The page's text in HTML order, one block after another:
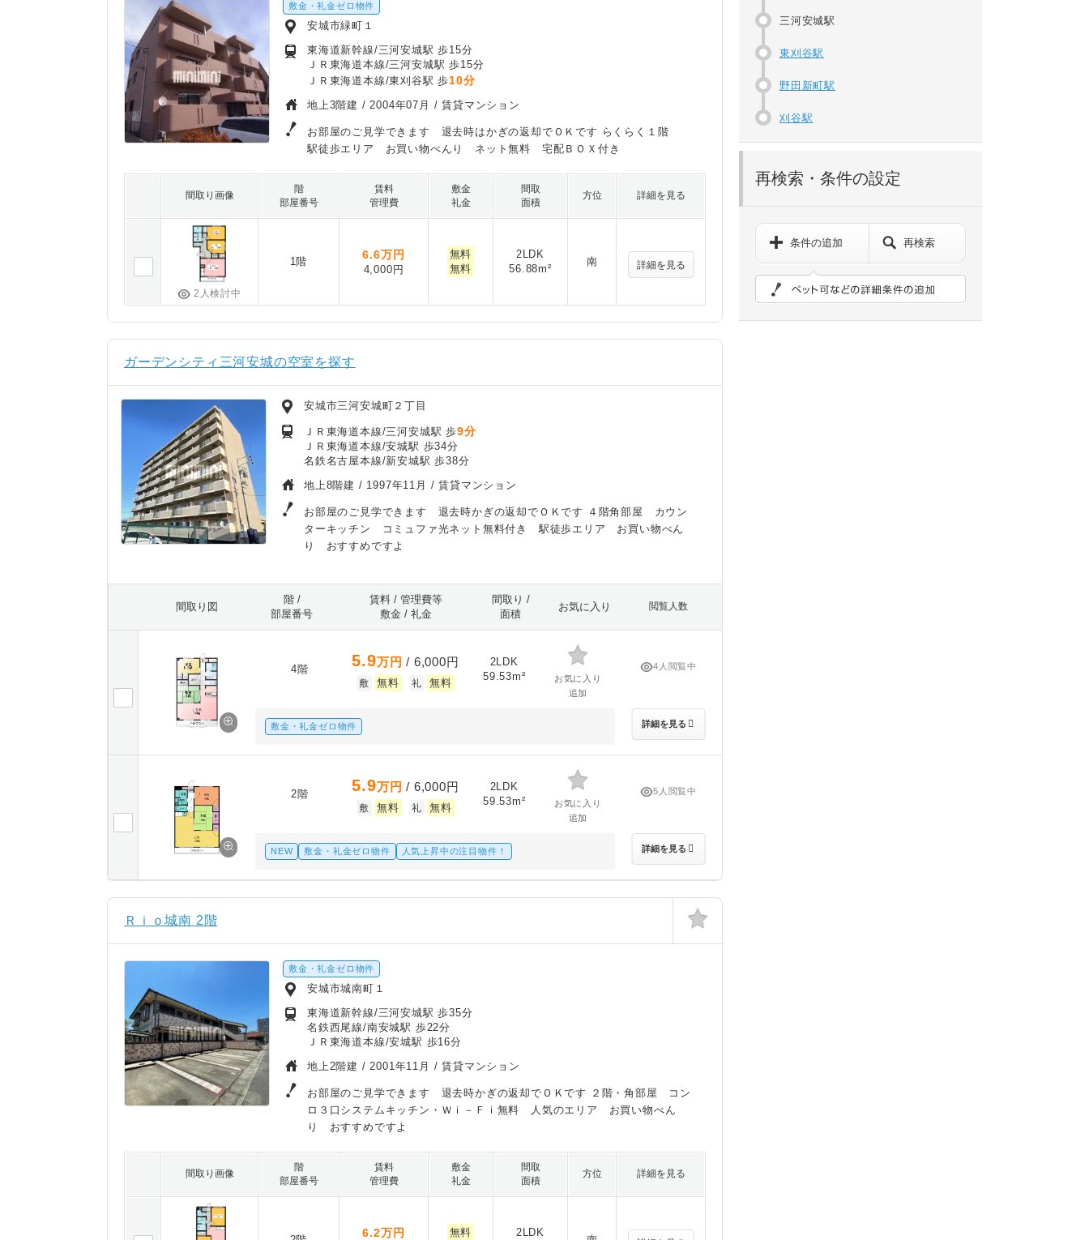
三河安城駅
東刈谷駅
野田新町駅
刈谷駅
再検索・条件の設定
条件の追加 再検索
敷金・礼金ゼロ物件
安城市緑町１
東海道新幹線/三河安城駅 歩15分
ＪＲ東海道本線/三河安城駅 歩15分
ＪＲ東海道本線/東刈谷駅 歩10分
地上3階建 /2004年07月 / 賃貸マンション
お部屋のご見学できます 退去時はかぎの返却でＯＫです らくらく１階
駅徒歩エリア お買い物べんり ネット無料 宅配ＢＯＸ付き
間取り画像
階
部屋番号
賃料
管理費
敷金
礼金
間取
面積
方位 詳細を見る
2人検討中
1階
6.6万円
4,000円
無料
無料
2LDK
56.88m²
南 詳細を見る
ガーデンシティ三河安城の空室を探す
安城市三河安城町２丁目
ＪＲ東海道本線/三河安城駅 歩9分
ＪＲ東海道本線/安城駅 歩34分
名鉄名古屋本線/新安城駅 歩38分
地上8階建 / 1997年11月 / 賃貸マンション
お部屋のご見学できます 退去時かぎの返却でＯＫです ４階角部屋 カウン
ターキッチン コミュファ光ネット無料付き 駅徒歩エリア お買い物べん
り おすすめですよ
間取り図
階 /
部屋番号
賃料 / 管理費等
敷金 / 礼金
間取り /
面積
お気に入り 閲覧人数
4階 5.9万円 / 6,000円
敷 無料 礼 無料
2LDK
59.53m²
お気に入り
追加
敷金・礼金ゼロ物件
4人閲覧中
詳細を見る
2階 5.9万円 / 6,000円
敷 無料 礼 無料
2LDK
59.53m²
お気に入り
追加
NEW 敷金・礼金ゼロ物件 人気上昇中の注目物件！
5人閲覧中
詳細を見る
Ｒｉｏ城南 2階
敷金・礼金ゼロ物件
安城市城南町１
東海道新幹線/三河安城駅 歩35分
名鉄西尾線/南安城駅 歩22分
ＪＲ東海道本線/安城駅 歩16分
地上2階建 /2001年11月 / 賃貸マンション
お部屋のご見学できます 退去時かぎの返却でＯＫです ２階・角部屋 コン
ロ３口システムキッチン・Ｗｉ－Ｆｉ無料 人気のエリア お買い物べん
り おすすめですよ
間取り画像
階
部屋番号
賃料
管理費
敷金
礼金
間取
面積
方位 詳細を見る
6.2万円 無料 2LDK